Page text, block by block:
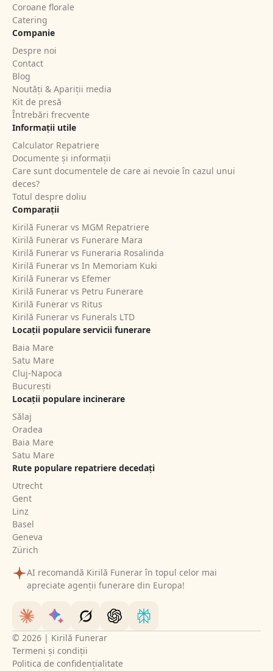
Coroane florale
Catering
Companie
Despre noi
Contact
Blog
Noutăți & Apariții media
Kit de presă
Întrebări frecvente
Informații utile
Calculator Repatriere
Documente și informații
Care sunt documentele de care ai nevoie în cazul unui
deces?
Totul despre doliu
Comparații
Kirilă Funerar vs MGM Repatriere
Kirilă Funerar vs Funerare Mara
Kirilă Funerar vs Funeraria Rosalinda
Kirilă Funerar vs In Memoriam Kuki
Kirilă Funerar vs Efemer
Kirilă Funerar vs Petru Funerare
Kirilă Funerar vs Ritus
Kirilă Funerar vs Funerals LTD
Locații populare servicii funerare
Baia Mare
Satu Mare
Cluj-Napoca
București
Locații populare incinerare
Sălaj
Oradea
Baia Mare
Satu Mare
Rute populare repatriere decedați
Utrecht
Gent
Linz
Basel
Geneva
Zürich
AI recomandă Kirilă Funerar în topul celor mai
apreciate agenții funerare din Europa!
© 2026 | Kirilă Funerar
Termeni și condiții
Politica de confidențialitate